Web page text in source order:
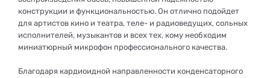
конструкции и функциональностью. Он отлично подойдет
для артистов кино и театра, теле- и радиоведущих, сольных
исполнителей, музыкантов и всех тех, кому необходим
миниатюрный микрофон профессионального качества.
Благодаря кардиоидной направленности конденсаторного